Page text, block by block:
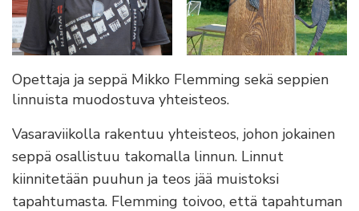
Opettaja ja seppä Mikko Flemming sekä seppien
linnuista muodostuva yhteisteos.
Vasaraviikolla rakentuu yhteisteos, johon jokainen
seppä osallistuu takomalla linnun. Linnut
kiinnitetään puuhun ja teos jää muistoksi
tapahtumasta. Flemming toivoo, että tapahtuman